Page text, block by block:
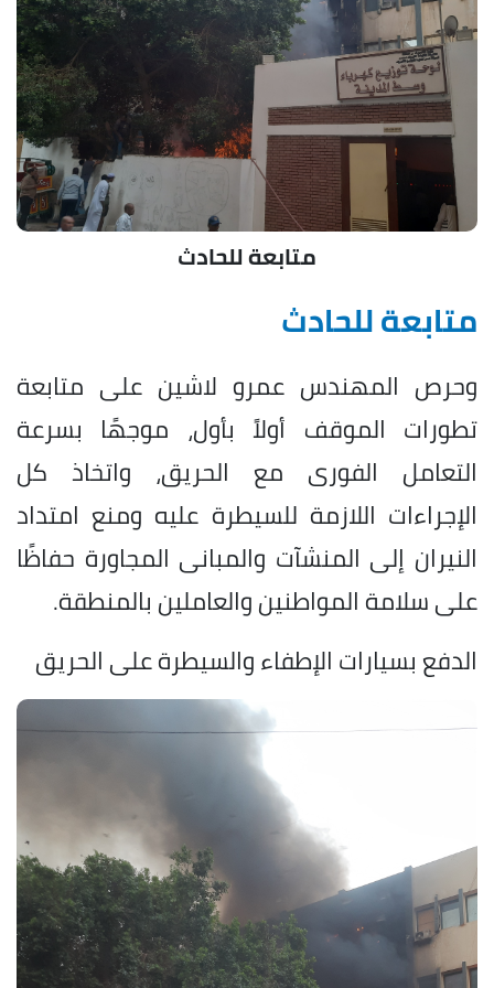
متابعة للحادث
متابعة للحادث
وحرص المهندس عمرو لاشين على متابعة
تطورات الموقف أولاً بأول، موجهًا بسرعة
التعامل الفورى مع الحريق، واتخاذ كل
الإجراءات اللازمة للسيطرة عليه ومنع امتداد
النيران إلى المنشآت والمبانى المجاورة حفاظًا
على سلامة المواطنين والعاملين بالمنطقة.
الدفع بسيارات الإطفاء والسيطرة على الحريق